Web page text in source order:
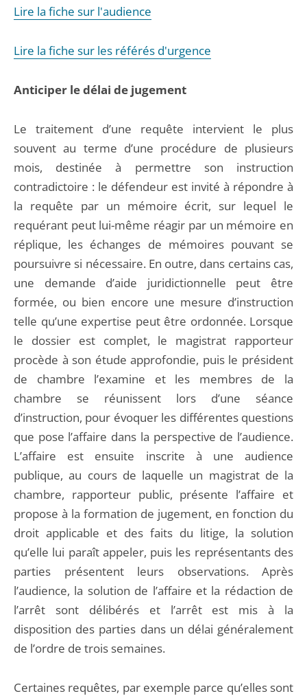
Lire la fiche sur l'audience
Lire la fiche sur les référés d'urgence
Anticiper le délai de jugement
Le traitement d’une requête intervient le plus
souvent au terme d’une procédure de plusieurs
mois, destinée à permettre son instruction
contradictoire : le défendeur est invité à répondre à
la requête par un mémoire écrit, sur lequel le
requérant peut lui-même réagir par un mémoire en
réplique, les échanges de mémoires pouvant se
poursuivre si nécessaire. En outre, dans certains cas,
une demande d’aide juridictionnelle peut être
formée, ou bien encore une mesure d’instruction
telle qu’une expertise peut être ordonnée. Lorsque
le dossier est complet, le magistrat rapporteur
procède à son étude approfondie, puis le président
de chambre l’examine et les membres de la
chambre se réunissent lors d’une séance
d’instruction, pour évoquer les différentes questions
que pose l’affaire dans la perspective de l’audience.
L’affaire est ensuite inscrite à une audience
publique, au cours de laquelle un magistrat de la
chambre, rapporteur public, présente l’affaire et
propose à la formation de jugement, en fonction du
droit applicable et des faits du litige, la solution
qu’elle lui paraît appeler, puis les représentants des
parties présentent leurs observations. Après
l’audience, la solution de l’affaire et la rédaction de
l’arrêt sont délibérés et l’arrêt est mis à la
disposition des parties dans un délai généralement
de l’ordre de trois semaines.
Certaines requêtes, par exemple parce qu’elles sont